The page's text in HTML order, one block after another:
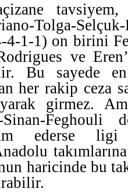
tavsiyem,
Tolga-
4-1-1) on birini
ve
Bu sayede en
her rakip ceza
girmez.
Sinan-Feghouli
ederse
haricinde bu